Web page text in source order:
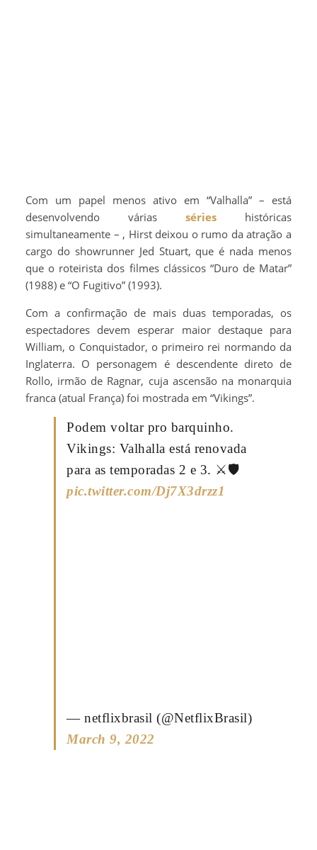
Com um papel menos ativo em “Valhalla” – está
desenvolvendo várias séries históricas
simultaneamente – , Hirst deixou o rumo da atração a
cargo do showrunner Jed Stuart, que é nada menos
que o roteirista dos filmes clássicos “Duro de Matar”
(1988) e “O Fugitivo” (1993).
Com a confirmação de mais duas temporadas, os
espectadores devem esperar maior destaque para
William, o Conquistador, o primeiro rei normando da
Inglaterra. O personagem é descendente direto de
Rollo, irmão de Ragnar, cuja ascensão na monarquia
franca (atual França) foi mostrada em “Vikings”.
Podem voltar pro barquinho.
Vikings: Valhalla está renovada
para as temporadas 2 e 3. ⚔️🛡️
pic.twitter.com/Dj7X3drzz1
— netflixbrasil (@NetflixBrasil)
March 9, 2022